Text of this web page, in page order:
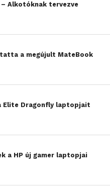
Alkotóknak tervezve
a megújult MateBook
Elite Dragonfly laptopjait
a HP új gamer laptopjai